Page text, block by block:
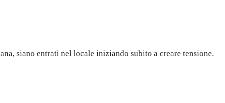
siano entrati nel locale iniziando subito a creare tensione.